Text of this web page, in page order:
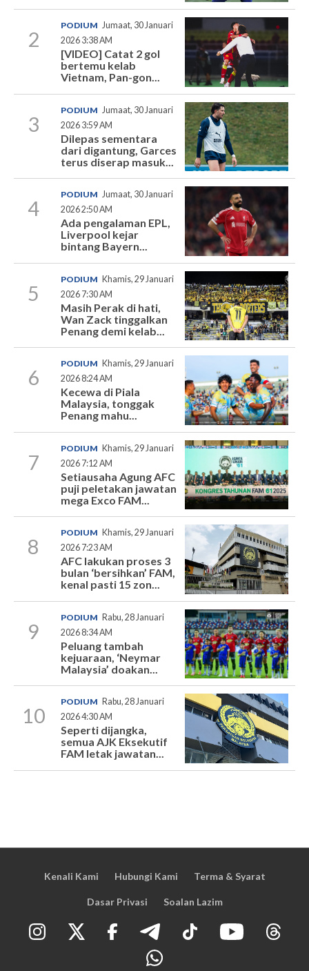
2
PODIUM Jumaat, 30 Januari
2026 3:38 AM
[VIDEO] Catat 2 gol
bertemu kelab
Vietnam, Pan-gon...
3
PODIUM Jumaat, 30 Januari
2026 3:59 AM
Dilepas sementara
dari digantung, Garces
terus diserap masuk...
4
PODIUM Jumaat, 30 Januari
2026 2:50 AM
Ada pengalaman EPL,
Liverpool kejar
bintang Bayern...
5
PODIUM Khamis, 29 Januari
2026 7:30 AM
Masih Perak di hati,
Wan Zack tinggalkan
Penang demi kelab...
6
PODIUM Khamis, 29 Januari
2026 8:24 AM
Kecewa di Piala
Malaysia, tonggak
Penang mahu...
7
PODIUM Khamis, 29 Januari
2026 7:12 AM
Setiausaha Agung AFC
puji peletakan jawatan
mega Exco FAM...
8
PODIUM Khamis, 29 Januari
2026 7:23 AM
AFC lakukan proses 3
bulan ‘bersihkan’ FAM,
kenal pasti 15 zon...
9
PODIUM Rabu, 28 Januari
2026 8:34 AM
Peluang tambah
kejuaraan, ‘Neymar
Malaysia’ doakan...
10
PODIUM Rabu, 28 Januari
2026 4:30 AM
Seperti dijangka,
semua AJK Eksekutif
FAM letak jawatan...
Kenali Kami Hubungi Kami Terma & Syarat
Dasar Privasi Soalan Lazim